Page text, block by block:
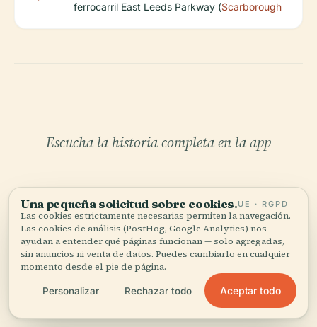
ferrocarril East Leeds Parkway (Scarborough
Escucha la historia completa en la app
TU CURADOR PERSONAL
Todo Thorpe Park,
bien contado.
Una pequeña solicitud sobre cookies.UE · RGPD
Las cookies estrictamente necesarias permiten la navegación.
Las cookies de análisis (PostHog, Google Analytics) nos
ayudan a entender qué páginas funcionan — solo agregadas,
sin anuncios ni venta de datos. Puedes cambiarlo en cualquier
momento desde el pie de página.
Personalizar Rechazar todo Aceptar todo